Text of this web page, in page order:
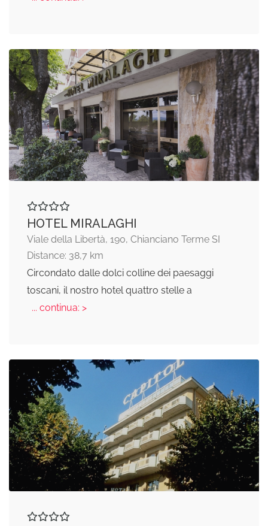
HOTEL MIRALAGHI
Viale della Libertà, 190, Chianciano Terme SI
Distance: 38,7 km
Circondato dalle dolci colline dei paesaggi
toscani, il nostro hotel quattro stelle a
... continua: >